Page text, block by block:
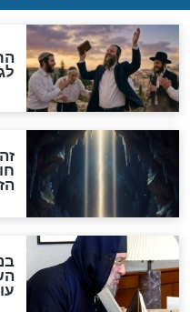
מה יהיה
"לפני
והכחשה
האמונה"